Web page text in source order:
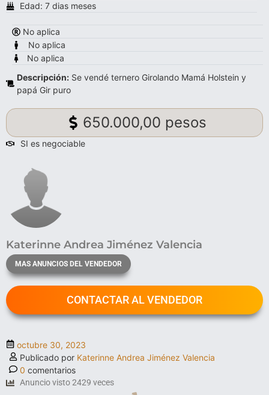
Edad: 7 dias meses
No aplica
No aplica
No aplica
Descripción: Se vendé ternero Girolando Mamá Holstein y
papá Gir puro
650.000,00 pesos
SI es negociable
Katerinne Andrea Jiménez Valencia
MAS ANUNCIOS DEL VENDEDOR
CONTACTAR AL VENDEDOR
octubre 30, 2023
Publicado por Katerinne Andrea Jiménez Valencia
0 comentarios
Anuncio visto 2429 veces